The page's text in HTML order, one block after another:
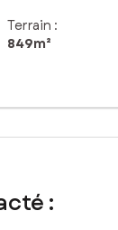
Terrain :
849m²
: